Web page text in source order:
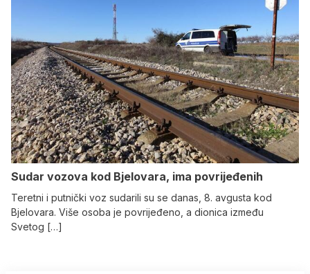
Sudar vozova kod Bjelovara, ima povrijeđenih
Teretni i putnički voz sudarili su se danas, 8. avgusta kod
Bjelovara. Više osoba je povrijeđeno, a dionica između
Svetog […]